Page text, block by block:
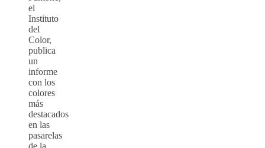
el
Instituto
del
Color,
publica
un
informe
con los
colores
más
destacados
en las
pasarelas